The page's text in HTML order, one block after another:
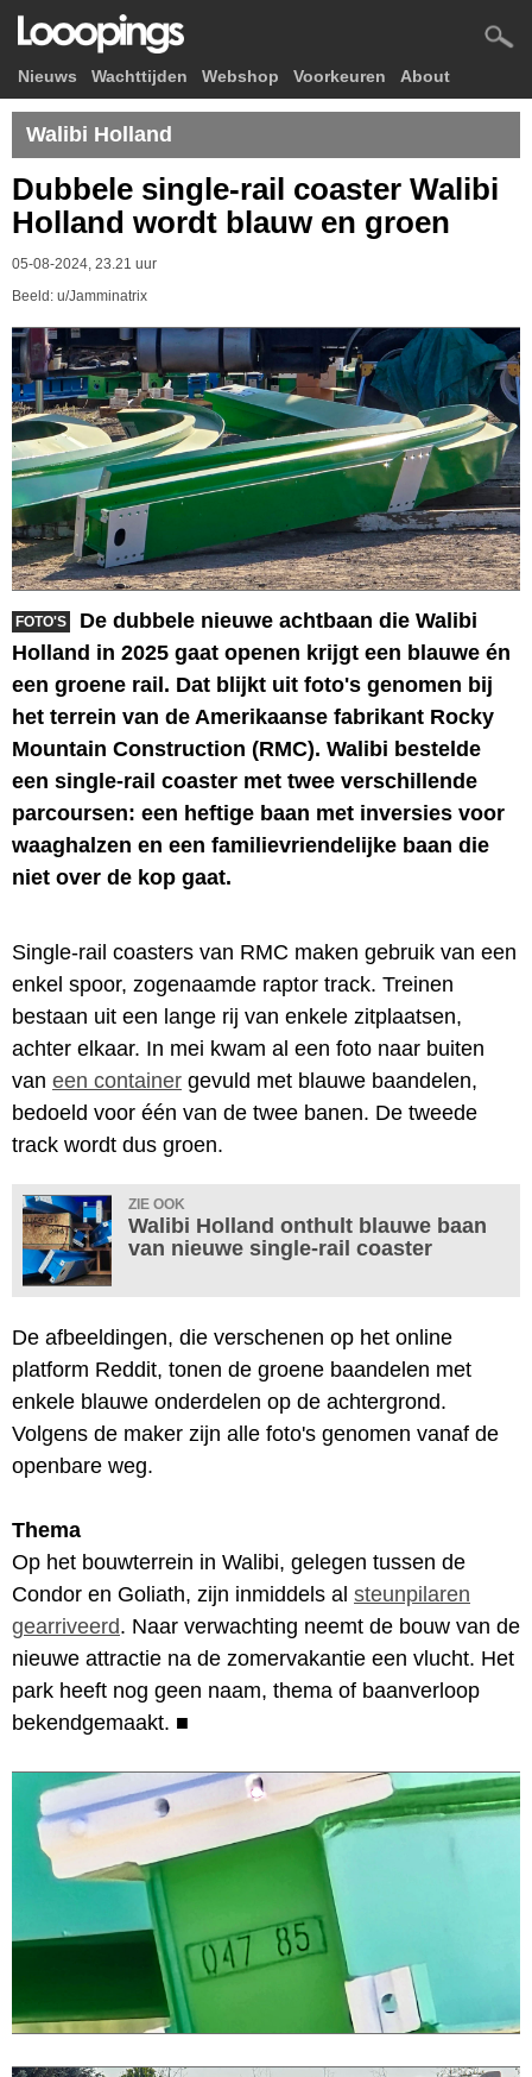
Nieuws Wachttijden Webshop Voorkeuren About
Walibi Holland
Dubbele single-rail coaster Walibi
Holland wordt blauw en groen
05-08-2024, 23.21 uur
Beeld: u/Jamminatrix
FOTO'S
De dubbele nieuwe achtbaan die Walibi
Holland in 2025 gaat openen krijgt een blauwe én
een groene rail. Dat blijkt uit foto's genomen bij
het terrein van de Amerikaanse fabrikant Rocky
Mountain Construction (RMC). Walibi bestelde
een single-rail coaster met twee verschillende
parcoursen: een heftige baan met inversies voor
waaghalzen en een familievriendelijke baan die
niet over de kop gaat.
Single-rail coasters van RMC maken gebruik van een
enkel spoor, zogenaamde raptor track. Treinen
bestaan uit een lange rij van enkele zitplaatsen,
achter elkaar. In mei kwam al een foto naar buiten
van een container gevuld met blauwe baandelen,
bedoeld voor één van de twee banen. De tweede
track wordt dus groen.
ZIE OOK
Walibi Holland onthult blauwe baan
van nieuwe single-rail coaster
De afbeeldingen, die verschenen op het online
platform Reddit, tonen de groene baandelen met
enkele blauwe onderdelen op de achtergrond.
Volgens de maker zijn alle foto's genomen vanaf de
openbare weg.
Thema
Op het bouwterrein in Walibi, gelegen tussen de
Condor en Goliath, zijn inmiddels al steunpilaren
gearriveerd. Naar verwachting neemt de bouw van de
nieuwe attractie na de zomervakantie een vlucht. Het
park heeft nog geen naam, thema of baanverloop
bekendgemaakt. ■